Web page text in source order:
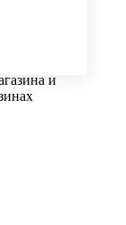
и